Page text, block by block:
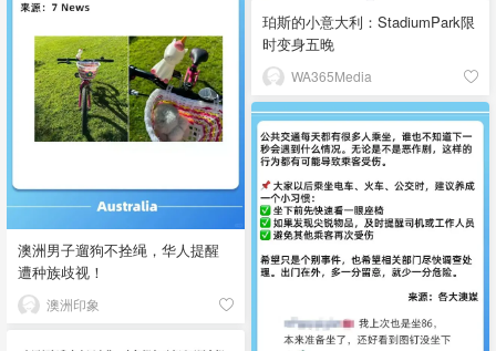
珀斯的小意大利：StadiumPark限
时变身五晚
WA365Media
澳洲男子遛狗不拴绳，华人提醒
遭种族歧视！
澳洲印象